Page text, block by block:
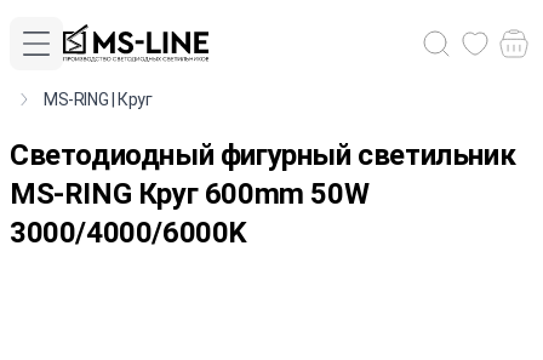
MS-RING | Круг
Cветодиодный фигурный светильник
MS-RING Круг 600mm 50W
3000/4000/6000K